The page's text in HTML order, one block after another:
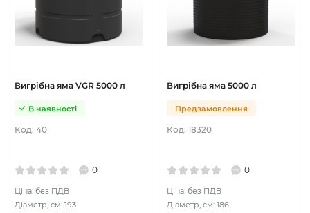
Вигрібна яма VGR 5000 л
Код: 40
В наявності
0
Ціна: без ПДВ
Діаметр, см: 193
Вигрібна яма 5000 л
Код: 18320
Предзамовлення
0
Ціна: без ПДВ
Діаметр, см: 186